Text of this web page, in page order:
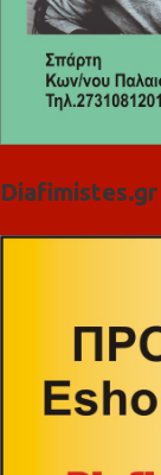
Diafimistes.gr